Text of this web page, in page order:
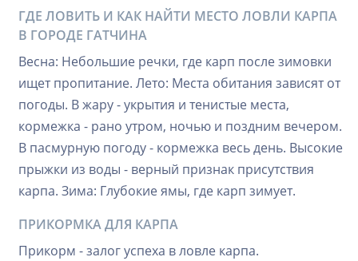
ГДЕ ЛОВИТЬ И КАК НАЙТИ МЕСТО ЛОВЛИ КАРПА
В ГОРОДЕ ГАТЧИНА
Весна: Небольшие речки, где карп после зимовки
ищет пропитание. Лето: Места обитания зависят от
погоды. В жару - укрытия и тенистые места,
кормежка - рано утром, ночью и поздним вечером.
В пасмурную погоду - кормежка весь день. Высокие
прыжки из воды - верный признак присутствия
карпа. Зима: Глубокие ямы, где карп зимует.
ПРИКОРМКА ДЛЯ КАРПА
Прикорм - залог успеха в ловле карпа.